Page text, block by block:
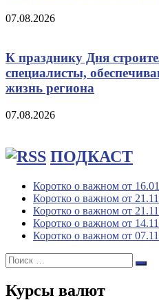
07.08.2026
К празднику Дня
специалисты,
жизнь региона
07.08.2026
ПОДКАСТ
Коротко о важном от
Коротко о важном от
Коротко о важном от
Коротко о важном от
Коротко о важном от
Поиск:
Курсы валют